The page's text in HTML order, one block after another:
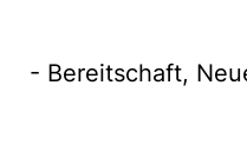
- Bereitschaft,